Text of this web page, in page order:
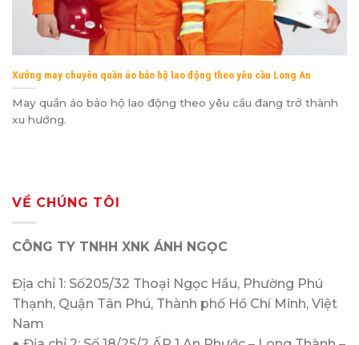
Xưởng may chuyên quần áo bảo hộ lao động theo yêu cầu Long An
May quần áo bảo hộ lao động theo yêu cầu đang trở thành
xu hướng.
VỀ CHÚNG TÔI
CÔNG TY TNHH XNK ÁNH NGỌC
Địa chỉ 1: Số205/32 Thoại Ngọc Hầu, Phường Phú
Thạnh, Quận Tân Phú, Thành phố Hồ Chí Minh, Việt
Nam